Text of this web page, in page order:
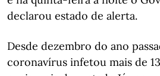
declarou estado de alerta.
Desde dezembro do ano
coronavírus infetou mais de